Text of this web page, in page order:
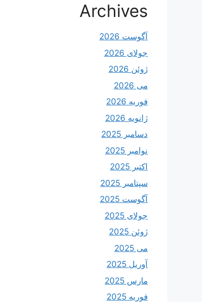
Archives
آگوست 2026
جولای 2026
ژوئن 2026
می 2026
فوریه 2026
ژانویه 2026
دسامبر 2025
نوامبر 2025
اکتبر 2025
سپتامبر 2025
آگوست 2025
جولای 2025
ژوئن 2025
می 2025
آوریل 2025
مارس 2025
فوریه 2025